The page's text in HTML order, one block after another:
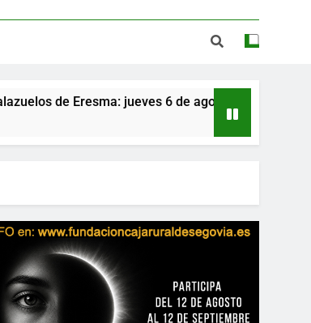
jueves 6 de agosto
1 Día Atrás